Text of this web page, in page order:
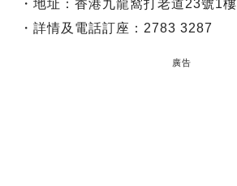
・地址：香港九龍窩打老道23號1樓
・詳情及電話訂座：2783 3287
廣告